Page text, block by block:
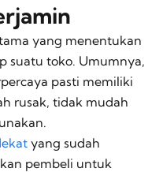
yang menentukan
suatu toko. Umumnya,
pasti memiliki
rusak, tidak mudah
yang sudah
pembeli untuk